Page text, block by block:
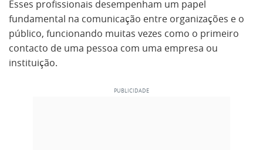
Esses profissionais desempenham um papel
fundamental na comunicação entre organizações e o
público, funcionando muitas vezes como o primeiro
contacto de uma pessoa com uma empresa ou
instituição.